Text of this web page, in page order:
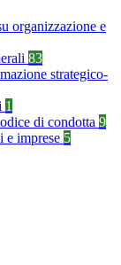
organizzazione e
83
strategico-
1
di condotta 9
e imprese 5